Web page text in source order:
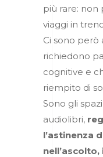
più rare: non
viaggi in
Ci sono però
richiedono
cognitive e
riempito di
Sono gli
audiolibri,
l’astinenza